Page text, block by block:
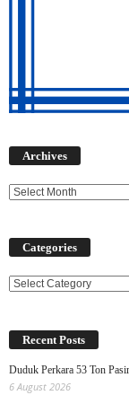
Archives
Categories
Categories
Recent Posts
Duduk Perkara 53 Ton
6 August 2026